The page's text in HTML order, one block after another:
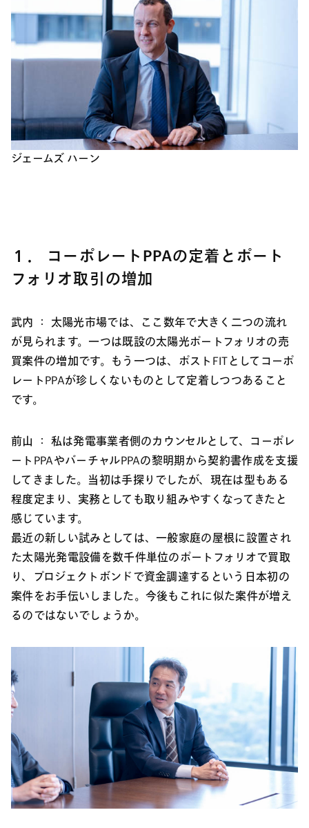
ジェームズ ハーン
１． コーポレートPPAの定着とポート
フォリオ取引の増加
武内 ：
太陽光市場では、ここ数年で大きく二つの流れ
が見られます。一つは既設の太陽光ポートフォリオの売
買案件の増加です。もう一つは、ポストFITとしてコーポ
レートPPAが珍しくないものとして定着しつつあること
です。
前山 ： 私は発電事業者側のカウンセルとして、コーポレ
ートPPAやバーチャルPPAの黎明期から契約書作成を支援
してきました。当初は手探りでしたが、現在は型もある
程度定まり、実務としても取り組みやすくなってきたと
感じています。
最近の新しい試みとしては、一般家庭の屋根に設置され
た太陽光発電設備を数千件単位のポートフォリオで買取
り、プロジェクトボンドで資金調達するという日本初の
案件をお手伝いしました。今後もこれに似た案件が増え
るのではないでしょうか。